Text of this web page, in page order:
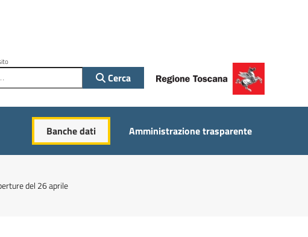
Cerca
Banche dati Amministrazione trasparente
del 26 aprile